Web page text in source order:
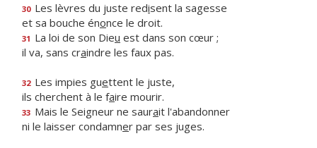
30 Les lèvres du juste redisent la sagesse
et sa bouche énonce le droit.
31 La loi de son Dieu est dans son cœur ;
il va, sans craindre les faux pas.
32 Les impies guettent le juste,
ils cherchent à le faire mourir.
33 Mais le Seigneur ne saurait l'abandonner
ni le laisser condamner par ses juges.